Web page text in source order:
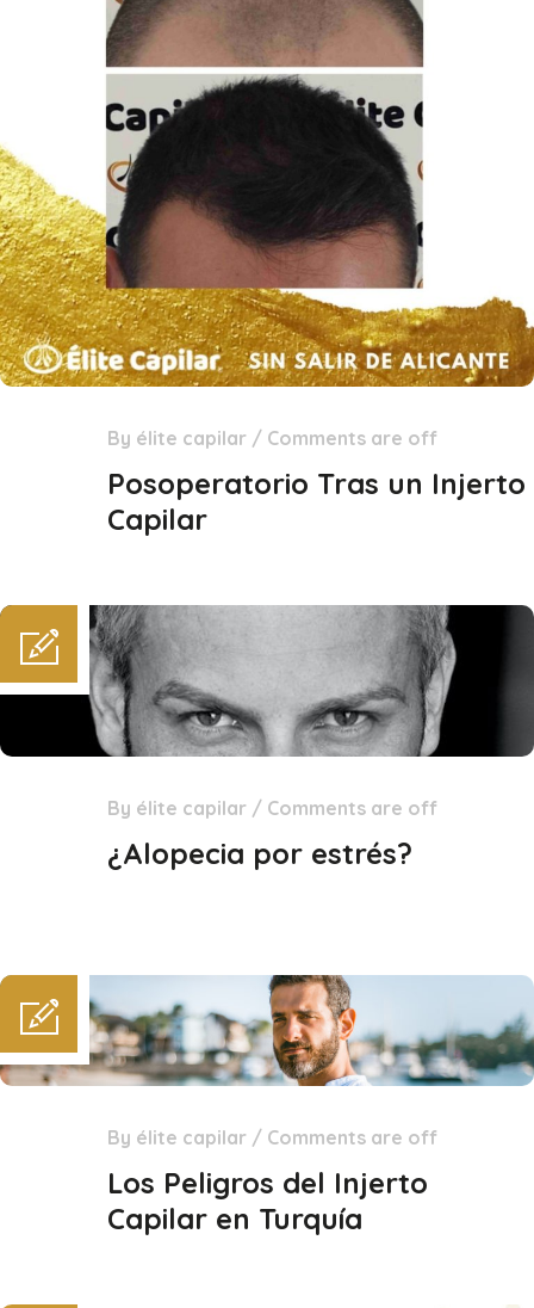
By élite capilar / Comments are off
Posoperatorio Tras un Injerto
Capilar
By élite capilar / Comments are off
¿Alopecia por estrés?
By élite capilar / Comments are off
Los Peligros del Injerto
Capilar en Turquía